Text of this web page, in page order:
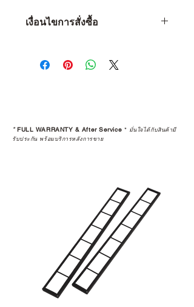
เงื่อนไขการสั่งซื้อ
1 • จำกัดจำนวน 1 ท่าน ต่อ 1 ชิ้น
เท่านั้น
ลง
3 • การ Resell (พ่อค้า-แม่ค้า) สินค้าที่
4 • สินค้าใดๆ ก็ตามที่ซื้อจากการ
Resell หรือมีการเปลี่ยนมือผู้ซื้อ จะ
ถือว่าสิ้นสุดการรับประกันสินค้าทุก
5 • สงวนสิทธิ์ในการงดจำหน่ายสินค้า
ทุกรายการให้กับผู้ที่มีประวัติการนำ
สินค้าไปขายต่อ (Resell)
*FULL WARRANTY & After Service * มั่นใจได้กับสินค้ามี
รับประกัน พร้อมบริการหลังการขาย